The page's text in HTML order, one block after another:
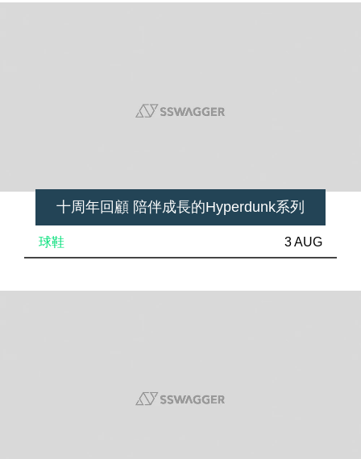
十周年回顧 陪伴成長的Hyperdunk系列
球鞋 3 AUG